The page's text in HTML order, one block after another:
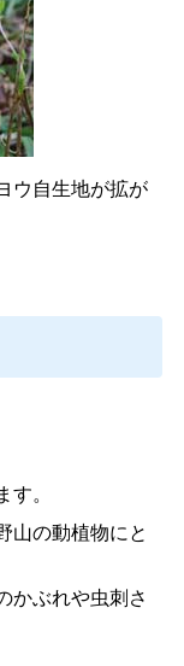
ウ自生地が拡が
。
山の動植物にと
かぶれや虫刺さ